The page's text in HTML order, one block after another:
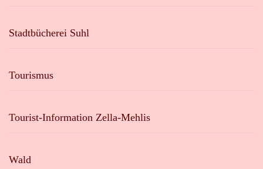
Stadtbücherei Suhl
Tourismus
Tourist-Information Zella-Mehlis
Wald